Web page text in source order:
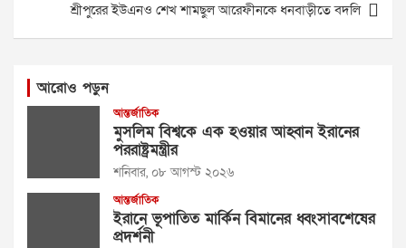
শ্রীপুরের ইউএনও শেখ শামছুল আরেফীনকে ধনবাড়ীতে বদলি
আরোও পড়ুন
আন্তর্জাতিক
মুসলিম বিশ্বকে এক হওয়ার আহ্বান ইরানের
পররাষ্ট্রমন্ত্রীর
শনিবার, ০৮ আগস্ট ২০২৬
আন্তর্জাতিক
ইরানে ভূপাতিত মার্কিন বিমানের ধ্বংসাবশেষের
প্রদর্শনী